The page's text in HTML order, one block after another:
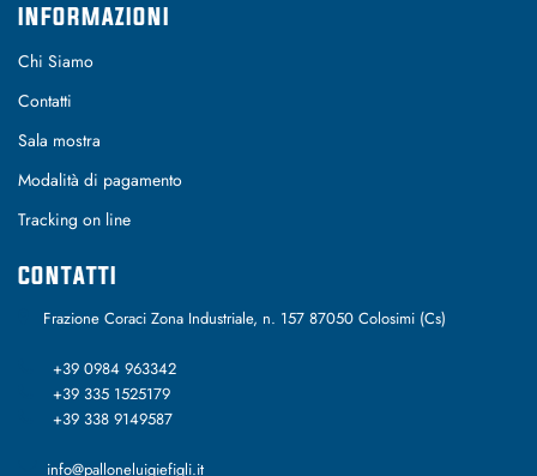
INFORMAZIONI
Chi Siamo
Contatti
Sala mostra
Modalità di pagamento
Tracking on line
CONTATTI
Frazione Coraci Zona Industriale, n. 157 87050 Colosimi (Cs)
+39 0984 963342
+39 335 1525179
+39 338 9149587
info@palloneluigiefigli.it